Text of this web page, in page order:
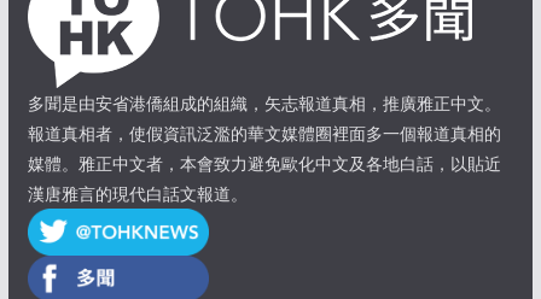
多聞是由安省港僑組成的組織，矢志報道真相，推廣雅正中文。
報道真相者，使假資訊泛濫的華文媒體圈裡面多一個報道真相的
媒體。雅正中文者，本會致力避免歐化中文及各地白話，以貼近
漢唐雅言的現代白話文報道。